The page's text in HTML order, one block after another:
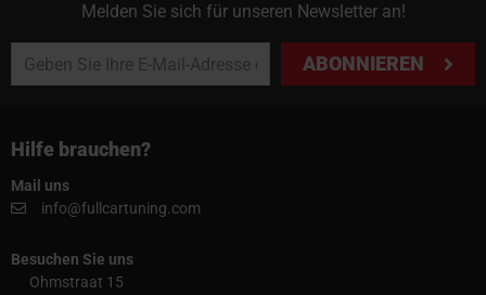
Melden Sie sich für unseren Newsletter an!
ABONNIEREN
Hilfe brauchen?
Mail uns
info@fullcartuning.com
Besuchen Sie uns
Ohmstraat 15